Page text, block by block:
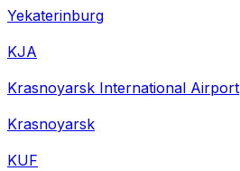
Yekaterinburg
KJA
Krasnoyarsk International Airport
Krasnoyarsk
KUF